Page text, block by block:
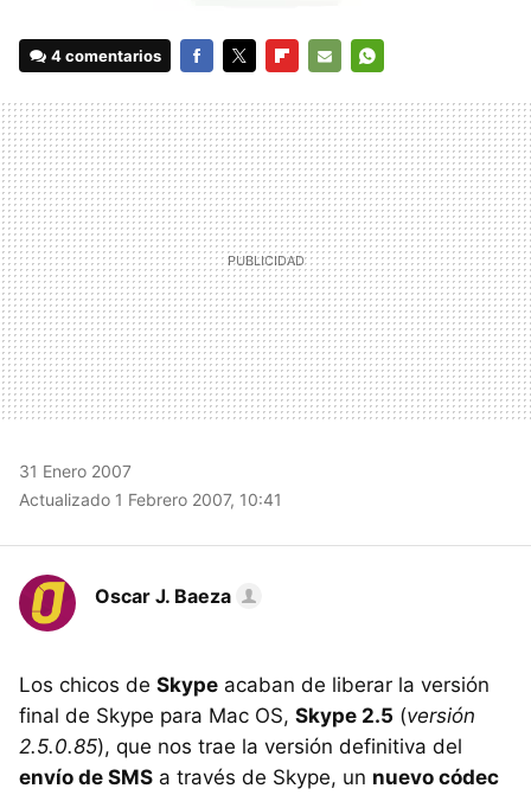
4 comentarios
MAIL
31 Enero 2007
Actualizado 1 Febrero 2007, 10:41
Oscar J. Baeza
Los chicos de Skype acaban de liberar la versión
final de Skype para Mac OS, Skype 2.5 (versión
2.5.0.85), que nos trae la versión definitiva del
envío de SMS a través de Skype, un nuevo códec